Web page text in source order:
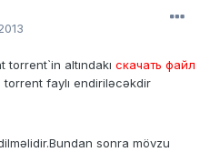
torrent`in altındakı скачать файл
torrent faylı endiriləcəkdir
sonra mövzu